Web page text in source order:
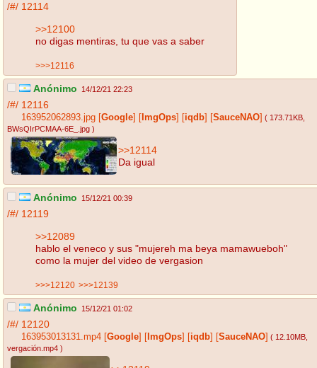
/#/ 12114
>>12100
no digas mentiras, tu que vas a saber
>>>12116
Anónimo 14/12/21 22:23
/#/ 12116
163952062893.jpg Google ImgOps iqdb SauceNAO ( 173.71KB
BWsQIrPCMAA-6E_.jpg )
>>12114
Da igual
Anónimo 15/12/21 00:39
/#/ 12119
>>12089
hablo el veneco y sus "mujereh ma beya mamawueboh"
como la mujer del video de vergasion
>>>12120 >>>12139
Anónimo 15/12/21 01:02
/#/ 12120
163953013131.mp4 Google ImgOps iqdb SauceNAO ( 12.10MB
vergación.mp4 )